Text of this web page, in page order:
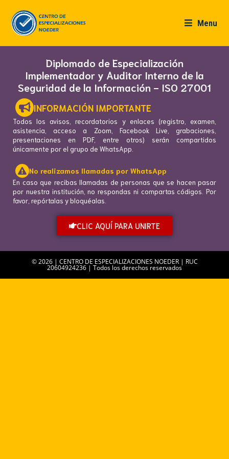
Menu
Diplomado de Especialización
Implementador y Auditor Interno de la
Seguridad de la Información - ISO 27001
INFORMACIÓN IMPORTANTE
Todos los avisos, recordatorios y enlaces (registro, examen,
asistencia, acceso a Zoom, Facebook Live, grabaciones,
presentaciones en PDF, entre otros) serán compartidos
únicamente por el grupo de WhatsApp.
No realizamos llamadas por WhatsApp
En caso que recibas llamadas de personas que se hacen pasar
por nuestra institución, no respondas ni compartas códigos. Por
favor, repórtalas y bloquéalas.
CLIC AQUÍ PARA UNIRTE
© 2026 | CENTRO DE ESPECIALIZACIONES NOEDER | RUC
20604924236 | Todos los derechos reservados